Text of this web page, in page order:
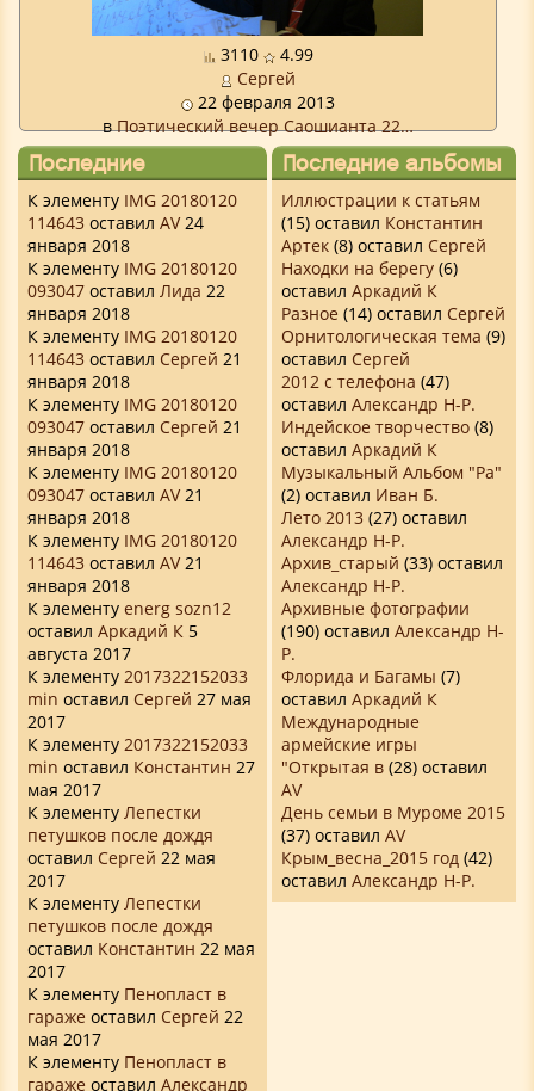
3110
4.99
Сергей
22 февраля 2013
вПоэтический вечер Саошианта 22…
Последние
комментарии
К элементу IMG 20180120
114643 оставил AV24
января 2018
К элементу IMG 20180120
093047 оставил Лида 22
января 2018
К элементу IMG 20180120
114643 оставил Сергей 21
января 2018
К элементу IMG 20180120
093047 оставил Сергей 21
января 2018
К элементу IMG 20180120
093047 оставил AV21
января 2018
К элементу IMG 20180120
114643 оставил AV21
января 2018
К элементу energ sozn12
оставил Аркадий К 5
августа 2017
К элементу 2017322152033
min оставил Сергей 27 мая
2017
К элементу 2017322152033
min оставил Константин 27
мая 2017
К элементу Лепестки
петушков после дождя
оставил Сергей 22 мая
2017
К элементу Лепестки
петушков после дождя
оставил Константин 22 мая
2017
К элементу Пенопласт в
гараже оставил Сергей 22
мая 2017
К элементу Пенопласт в
гараже оставил Александр
Последние альбомы
Иллюстрации к статьям
(15) оставил Константин
Артек (8) оставил Сергей
Находки на берегу (6)
оставилАркадий К
Разное (14) оставил Сергей
Орнитологическая тема (9)
оставил Сергей
2012 с телефона (47)
оставилАлександр Н-Р.
Индейское творчество (8)
оставилАркадий К
Музыкальный Альбом "Ра"
(2) оставил Иван Б.
Лето 2013 (27) оставил
Александр Н-Р.
Архив_старый (33) оставил
Александр Н-Р.
Архивные фотографии
(190) оставилАлександр Н-
Р.
Флорида и Багамы (7)
оставилАркадий К
Международные
армейские игры
"Открытая в (28) оставил
AV
День семьи в Муроме 2015
(37) оставилAV
Крым_весна_2015 год (42)
оставилАлександр Н-Р.